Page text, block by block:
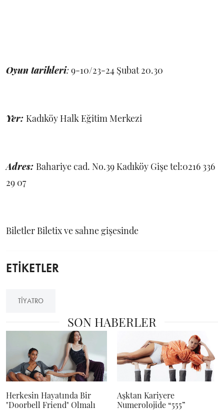
Oyun tarihleri:9-10/23-24 Şubat 20.30
Yer: Kadıköy Halk Eğitim Merkezi
Adres: Bahariye cad. No.39 Kadıköy Gişe tel:0216 336
29 07
Biletler Biletix ve sahne gişesinde
ETİKETLER
TIYATRO
SON HABERLER
Herkesin Hayatında Bir
"Doorbell Friend" Olmalı
Aşktan Kariyere
Numerolojide “555”